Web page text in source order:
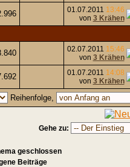
01.07.2011 13:46
von 3 Krähen
02.07.2011 15:46
von 3 Krähen
01.07.2011 14:08
von 3 Krähen
Reihenfolge,
Gehe zu:
geschlossen
Beiträge